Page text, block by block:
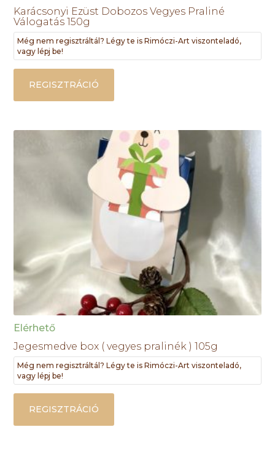
Karácsonyi Ezüst Dobozos Vegyes Praliné
Válogatás 150g
Még nem regisztráltál? Légy te is Rimóczi-Art viszonteladó,
vagy lépj be!
REGISZTRÁCIÓ
Elérhető
Jegesmedve box ( vegyes pralinék ) 105g
Még nem regisztráltál? Légy te is Rimóczi-Art viszonteladó,
vagy lépj be!
REGISZTRÁCIÓ